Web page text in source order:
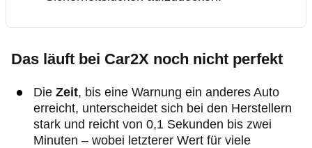
Das läuft bei Car2X noch nicht perfekt
Die Zeit, bis eine Warnung ein anderes Auto
erreicht, unterscheidet sich bei den Herstellern
stark und reicht von 0,1 Sekunden bis zwei
Minuten – wobei letzterer Wert für viele